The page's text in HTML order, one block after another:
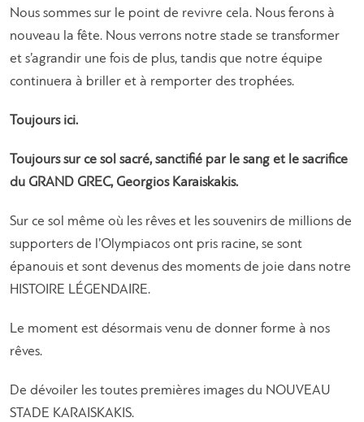
Nous sommes sur le point de revivre cela. Nous ferons à
nouveau la fête. Nous verrons notre stade se transformer
et s’agrandir une fois de plus, tandis que notre équipe
continuera à briller et à remporter des trophées.
Toujours ici.
Toujours sur ce sol sacré, sanctifié par le sang et le sacrifice
du GRAND GREC, Georgios Karaiskakis.
Sur ce sol même où les rêves et les souvenirs de millions de
supporters de l’Olympiacos ont pris racine, se sont
épanouis et sont devenus des moments de joie dans notre
HISTOIRE LÉGENDAIRE.
Le moment est désormais venu de donner forme à nos
rêves.
De dévoiler les toutes premières images du NOUVEAU
STADE KARAISKAKIS.